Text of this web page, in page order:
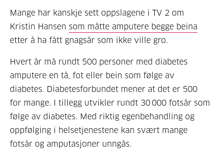
Mange har kanskje sett oppslagene i TV 2 om
Kristin Hansen som måtte amputere begge beina
etter å ha fått gnagsår som ikke ville gro.
Hvert år må rundt 500 personer med diabetes
amputere en tå, fot eller bein som følge av
diabetes. Diabetesforbundet mener at det er 500
for mange. I tillegg utvikler rundt 30 000 fotsår som
følge av diabetes. Med riktig egenbehandling og
oppfølging i helsetjenestene kan svært mange
fotsår og amputasjoner unngås.